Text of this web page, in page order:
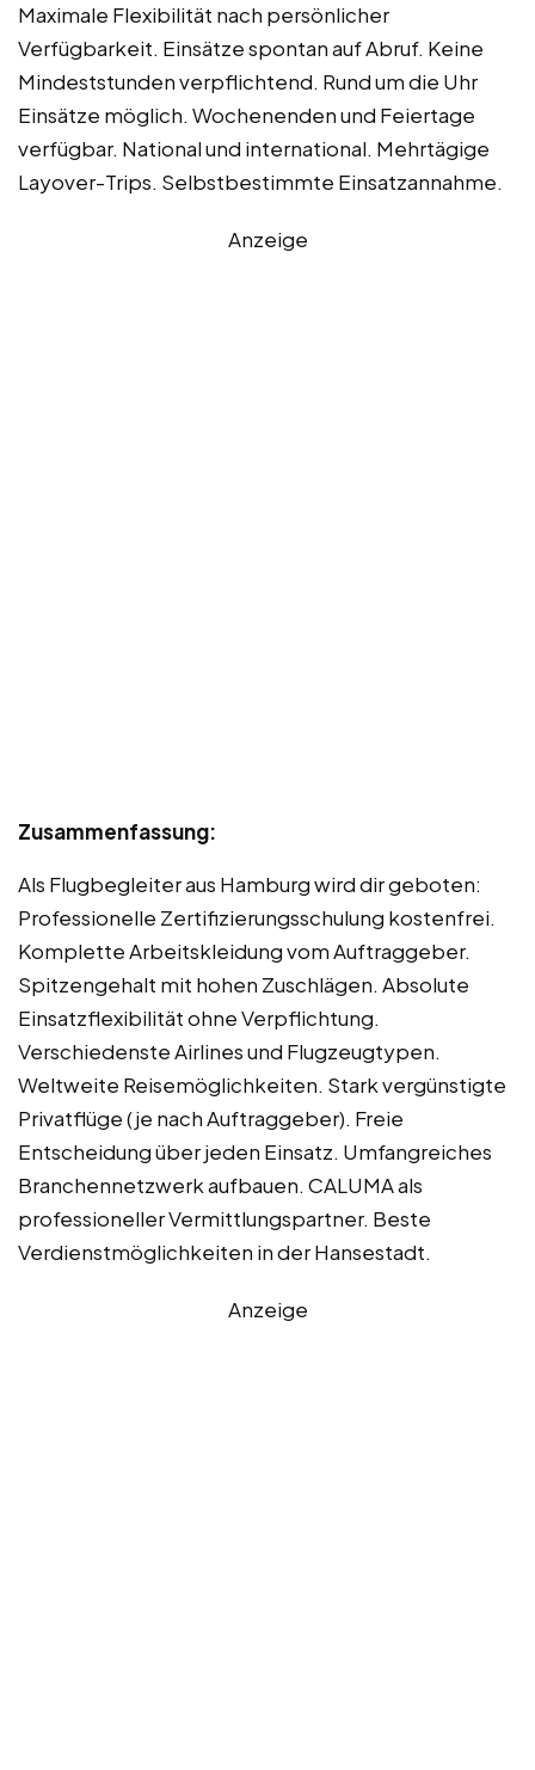
Maximale Flexibilität nach persönlicher
Verfügbarkeit. Einsätze spontan auf Abruf. Keine
Mindeststunden verpflichtend. Rund um die Uhr
Einsätze möglich. Wochenenden und Feiertage
verfügbar. National und international. Mehrtägige
Layover-Trips. Selbstbestimmte Einsatzannahme.
Anzeige
Zusammenfassung:
Als Flugbegleiter aus Hamburg wird dir geboten:
Professionelle Zertifizierungsschulung kostenfrei.
Komplette Arbeitskleidung vom Auftraggeber.
Spitzengehalt mit hohen Zuschlägen. Absolute
Einsatzflexibilität ohne Verpflichtung.
Verschiedenste Airlines und Flugzeugtypen.
Weltweite Reisemöglichkeiten. Stark vergünstigte
Privatflüge (je nach Auftraggeber). Freie
Entscheidung über jeden Einsatz. Umfangreiches
Branchennetzwerk aufbauen. CALUMA als
professioneller Vermittlungspartner. Beste
Verdienstmöglichkeiten in der Hansestadt.
Anzeige